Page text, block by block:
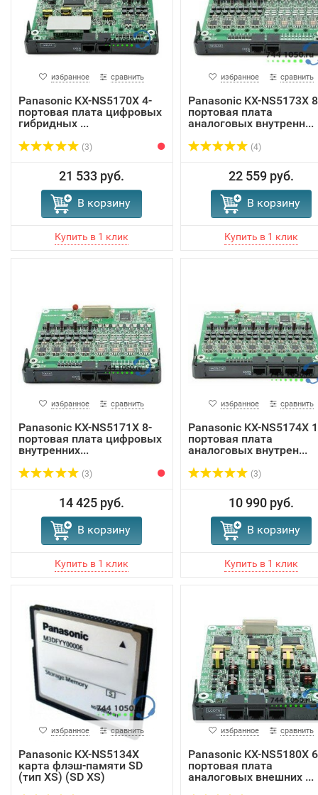
избранное сравнить
Panasonic KX-NS5170X 4-
портовая плата цифровых
гибридных ...
(3)
21 533 руб.
В корзину
избранное сравнить
Panasonic KX-NS5173X
портовая плата
аналоговых внутренн...
(4)
22 559 руб.
В корзину
избранное сравнить
Panasonic KX-NS5171X 8-
портовая плата цифровых
внутренних...
(3)
14 425 руб.
В корзину
избранное сравнить
Panasonic KX-NS5174X
портовая плата
аналоговых внутрен...
(3)
10 990 руб.
В корзину
избранное сравнить
Panasonic KX-NS5134X
карта флэш-памяти SD
(тип XS) (SD XS)
избранное сравнить
Panasonic KX-NS5180X
портовая плата
аналоговых внешних ...